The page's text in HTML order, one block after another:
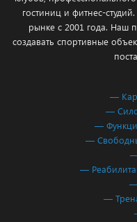
гостиниц и фитнес-
рынке с 2001 года. Наш
создавать спортивные
—
—
—
—
—
—
—